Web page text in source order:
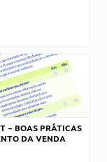
– BOAS PRÁTICAS
DA VENDA